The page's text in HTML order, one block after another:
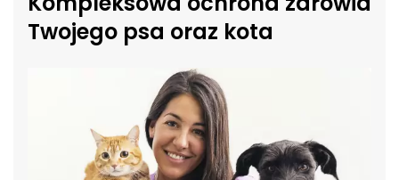
Twojego psa oraz kota